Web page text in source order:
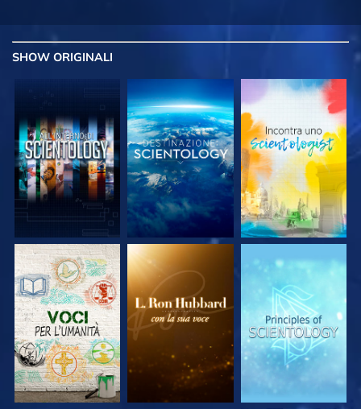
SHOW ORIGINALI
ESPLORA LE
SERIE
ESPLORA LE
SERIE
ESPLORA LE
SERIE